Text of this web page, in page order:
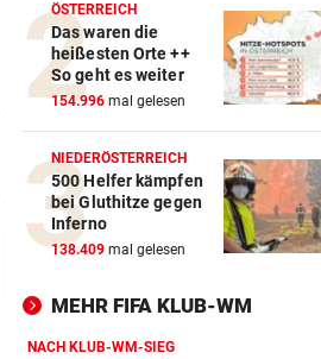
ÖSTERREICH
Das waren die
heißesten Orte ++
So geht es weiter
154.996 mal gelesen
NIEDERÖSTERREICH
500 Helfer kämpfen
bei Gluthitze gegen
Inferno
138.409 mal gelesen
MEHR FIFA KLUB-WM
NACH KLUB-WM-SIEG